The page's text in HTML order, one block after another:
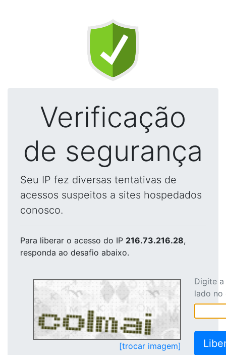
Verificação
de segurança
Seu IP fez diversas tentativas de
acessos suspeitos a sites hospedados
conosco.
Para liberar o acesso do IP 216.73.216.28,
responda ao desafio abaixo.
[trocar imagem]
Digite
lado no